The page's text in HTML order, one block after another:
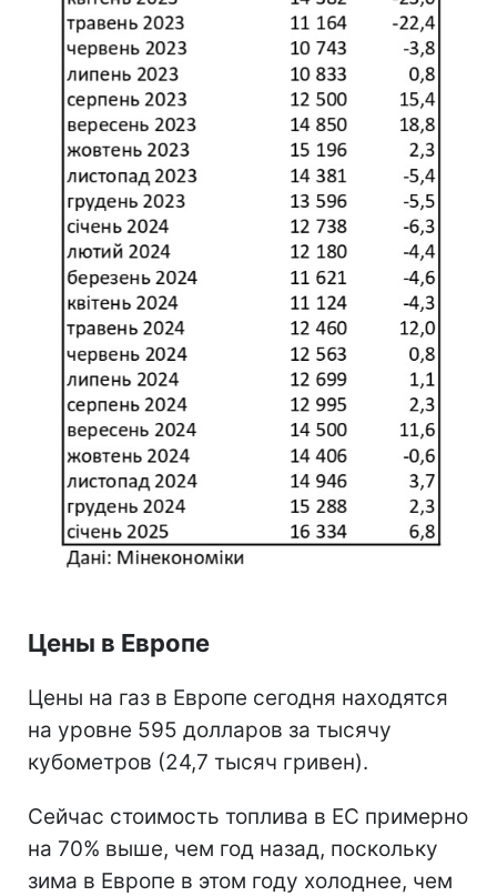
Цены в Европе
Цены на газ в Европе сегодня находятся
на уровне 595 долларов за тысячу
кубометров (24,7 тысяч гривен).
Сейчас стоимость топлива в ЕС примерно
на 70% выше, чем год назад, поскольку
зима в Европе в этом году холоднее, чем